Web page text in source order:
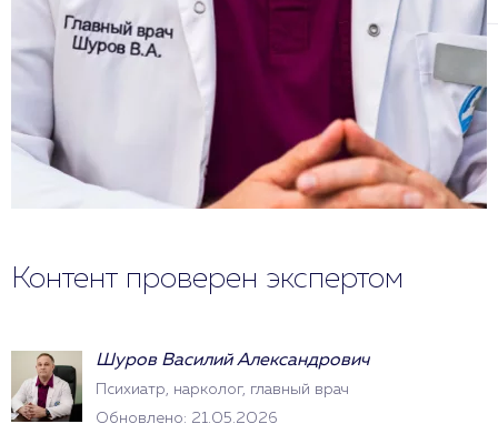
Контент проверен экспертом
Шуров Василий Александрович
Психиатр, нарколог, главный врач
Обновлено: 21.05.2026